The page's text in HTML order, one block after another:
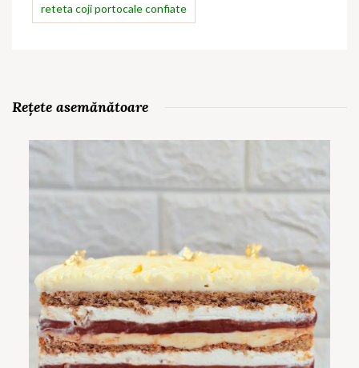
reteta coji portocale confiate
Rețete asemănătoare